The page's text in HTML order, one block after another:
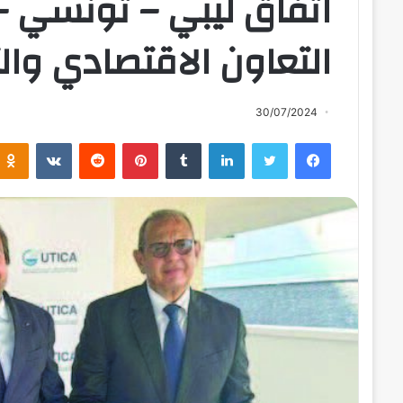
التعاون الاقتصادي
30/07/2024
فيسبوك تويتر لينكدإن ‏Tumblr بينتيريست
‏Reddit
‏VKontakte